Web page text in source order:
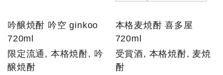
吟醸焼酎 吟空 ginkoo
720ml
限定流通, 本格焼酎, 吟
醸焼酎
本格麦焼酎 喜多屋
720ml
受賞酒, 本格焼酎, 麦焼
酎